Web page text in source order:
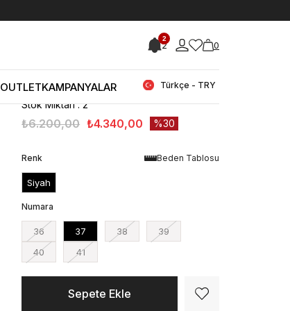
2
2 0
Türkçe - TRY
OUTLETKAMPANYALAR
< < Önceki Sayfaya Dön
Kemal Tanca Kadın Hakiki Deri Poli
Taban Siyah Günlük Çizme
Stok Miktarı : 2
₺6.200,00 ₺4.340,00 30
Beden Tablosu
Renk
Siyah
Numara
36 37 38
39
40
41